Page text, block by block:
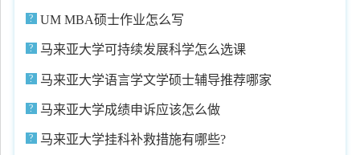
UM MBA硕士作业怎么写
马来亚大学可持续发展科学怎么选课
马来亚大学语言学文学硕士辅导推荐哪家
马来亚大学成绩申诉应该怎么做
马来亚大学挂科补救措施有哪些?